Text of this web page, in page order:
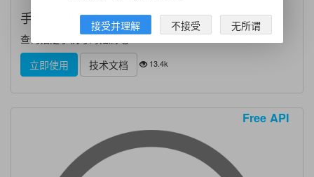
手机号归属地
查询指定手机号码归属地
立即使用
技术文档 13.4k
Free API
接受并理解 不接受 无所谓